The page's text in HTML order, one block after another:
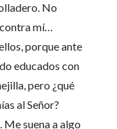
No
mí…
porque ante
educados con
pero ¿qué
al Señor?
Me suena a algo